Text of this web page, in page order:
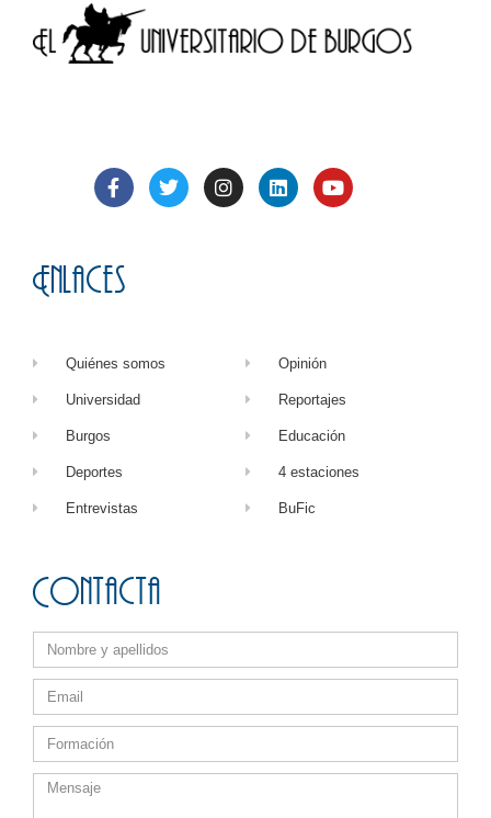
Enlaces
Quiénes somos
Universidad
Burgos
Deportes
Entrevistas
Opinión
Reportajes
Educación
4 estaciones
BuFic
Contacta